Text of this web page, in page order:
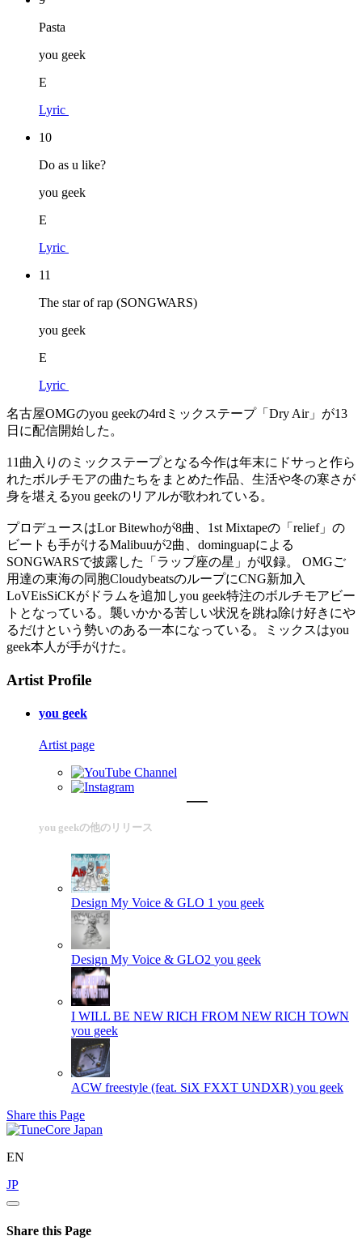
Pasta
you geek
E
Lyric
10
Do as u like?
you geek
E
Lyric
11
The star of rap (SONGWARS)
you geek
E
Lyric
名古屋OMGのyou geekの4rdミックステープ「Dry Air」が13
日に配信開始した。
11曲入りのミックステープとなる今作は年末にドサっと作ら
れたボルチモアの曲たちをまとめた作品、生活や冬の寒さが
身を堪えるyou geekのリアルが歌われている。
プロデュースはLor Bitewhoが8曲、1st Mixtapeの「relief」の
ビートも手がけるMalibuuが2曲、dominguapによる
SONGWARSで披露した「ラップ座の星」が収録。 OMGご
用達の東海の同胞CloudybeatsのループにCNG新加入
LoVEisSiCKがドラムを追加しyou geek特注のボルチモアビー
トとなっている。襲いかかる苦しい状況を跳ね除け好きにや
るだけという勢いのある一本になっている。ミックスはyou
geek本人が手がけた。
Artist Profile
you geek
Artist page
you geekの他のリリース
Design My Voice & GLO 1 you geek
Design My Voice & GLO2 you geek
I WILL BE NEW RICH FROM NEW RICH TOWN
you geek
ACW freestyle (feat. SiX FXXT UNDXR) you geek
Share this Page
EN
JP
Share this Page